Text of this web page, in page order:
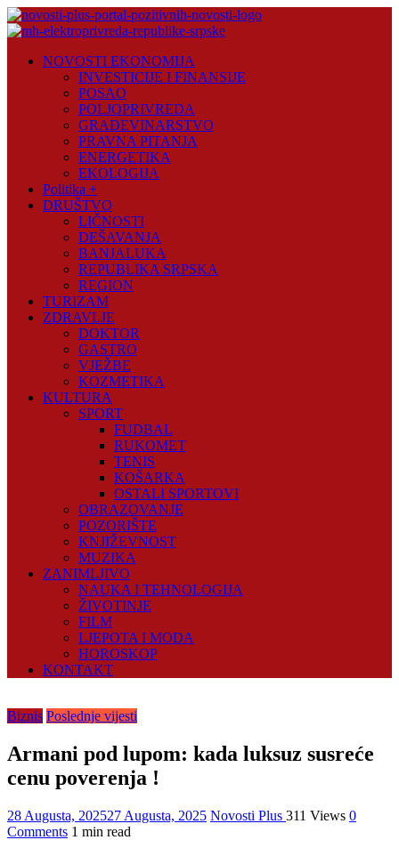
Skip
to
Plus
NOVOSTI EKONOMIJA
INVESTICIJE I FINANSIJE
POSAO
POLJOPRIVREDA
GRAĐEVINARSTVO
PRAVNA PITANJA
ENERGETIKA
EKOLOGIJA
Politika +
DRUŠTVO
LIČNOSTI
DEŠAVANJA
BANJALUKA
REPUBLIKA SRPSKA
REGION
TURIZAM
ZDRAVLJE
DOKTOR
GASTRO
VJEŽBE
KOZMETIKA
KULTURA
SPORT
FUDBAL
RUKOMET
TENIS
KOŠARKA
OSTALI SPORTOVI
OBRAZOVANJE
POZORIŠTE
KNJIŽEVNOST
MUZIKA
ZANIMLJIVO
NAUKA I TEHNOLOGIJA
ŽIVOTINJE
FILM
LJEPOTA I MODA
HOROSKOP
KONTAKT
Biznis Poslednje vijesti
Armani pod lupom: kada luksuz susreće
cenu poverenja !
28 Augusta, 202527 Augusta, 2025 Novosti Plus 311 Views 0
Comments 1 min read